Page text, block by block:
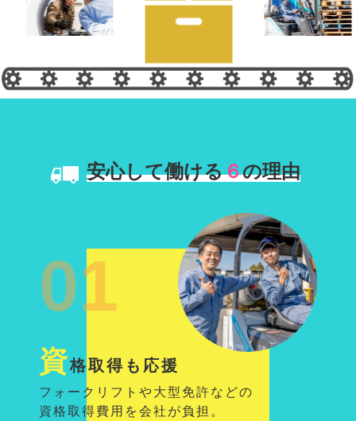
安心して働ける６の理由
01
資格取得も応援
フォークリフトや大型免許などの
資格取得費用を会社が負担。